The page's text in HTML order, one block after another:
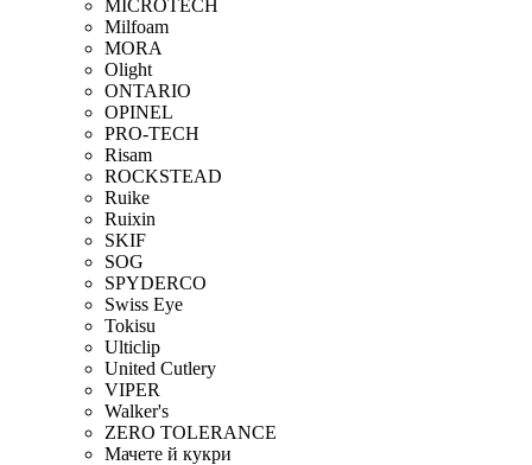
MICROTECH
Milfoam
MORA
Olight
ONTARIO
OPINEL
PRO-TECH
Risam
ROCKSTEAD
Ruike
Ruixin
SKIF
SOG
SPYDERCO
Swiss Eye
Tokisu
Ulticlip
United Cutlery
VIPER
Walker's
ZERO TOLERANCE
Мачете й кукри